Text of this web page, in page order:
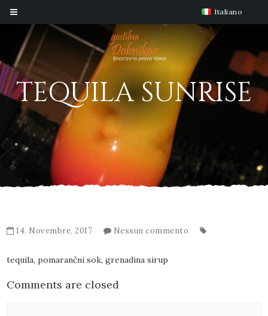
Italiano
TEQUILA SUNRISE
14. Novembre, 2017 Nessun commento
tequila, pomarančni sok, grenadina sirup
Comments are closed